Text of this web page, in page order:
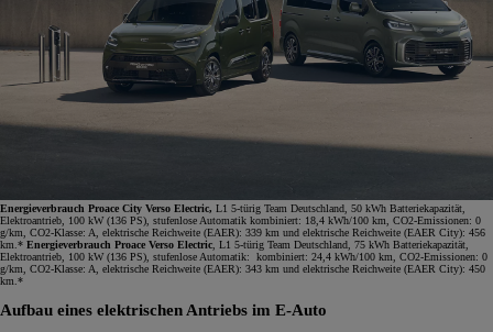
Energieverbrauch Proace City Verso Electric, L1 5-türig Team Deutschland, 50 kWh Batteriekapazität,
Elektroantrieb, 100 kW (136 PS), stufenlose Automatik kombiniert: 18,4 kWh/100 km, CO2-Emissionen: 0
g/km, CO2-Klasse: A, elektrische Reichweite (EAER): 339 km und elektrische Reichweite (EAER City): 456
km.* Energieverbrauch Proace Verso Electric , L1 5-türig Team Deutschland, 75 kWh Batteriekapazität,
Elektroantrieb, 100 kW (136 PS), stufenlose Automatik: kombiniert: 24,4 kWh/100 km, CO2-Emissionen: 0
g/km, CO2-Klasse: A, elektrische Reichweite (EAER): 343 km und elektrische Reichweite (EAER City): 450
km.*
Aufbau eines elektrischen Antriebs im E-Auto